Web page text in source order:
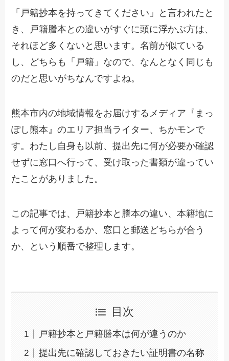
「戸籍抄本を持ってきてください」と言われたと
き、戸籍謄本との違いがすぐに頭に浮かぶ方は、
それほど多くないと思います。名前が似ている
し、どちらも「戸籍」なので、なんとなく同じも
のだと思いがちなんですよね。
熊本市内の地域情報をお届けするメディア『まっ
ぽし熊本』のエリア担当ライター、ちかモンで
す。わたし自身も以前、提出先に何が必要か確認
せずに窓口へ行って、受け取った書類が違ってい
たことがありました。
この記事では、戸籍抄本と謄本の違い、本籍地に
よって何が変わるか、窓口と郵送どちらが合う
か、という順番で整理します。
目次
戸籍抄本と戸籍謄本は何が違うのか
提出先に確認しておきたい証明書の名称